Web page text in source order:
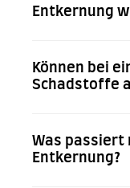
Entkernung
Können bei
Schadstoffe
Was passiert
Entkernung?